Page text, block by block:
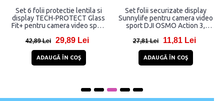
Set 6 folii protectie lentila si
display TECH-PROTECT Glass
Fit+ pentru camera video sport
42,89 Lei 29,89 Lei
ADAUGĂ ÎN COŞ
Set folii securizate display
Sunnylife pentru camera video
sport DJI OSMO Action 3,
27,81 Lei 11,81 Lei
ADAUGĂ ÎN COŞ